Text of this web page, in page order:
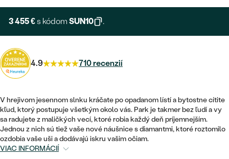
BEZ KAMEŇA
VYKROJENÉ
NETRADIČNÉ
TEPANÉ
VINTAGE
OBRÚČOK
NETRADIČNÉ
ZOSTAVTE SI PRSTEŇ
ZAČAŤ S PRSTEŇOM
PODĽA TYPU
PRSTENE
PRÍVESKY
NÁRAMKY
SETY
PÁNSKE ŠPERKY
NAPICHOVACIE
MINIMALISTICKÉ
SOLITÉR
V TVARE SRDCA
SOLITÉR
NARODENIE DIEŤAŤA
PERSONALIZOVANÉ
SO ZNAMENÍM ZVEROKRUHU
MINIMALISTICKÉ
ZLATÉ
PLATINOVÉ
ETERNITY
MINIMALISTICKÉ
3 455 €s kódom SUN10 .
4.9 710 recenzií
V hrejivom jesennom slnku kráčate po opadanom lístí a bytostne cítite
kľud, ktorý postupuje všetkým okolo vás. Park je takmer bez ľudí a vy
sa radujete z maličkých vecí, ktoré robia každý deň príjemnejším.
Jednou z nich sú tiež vaše nové náušnice s diamantmi, ktoré roztomilo
ozdobia vaše uši a dodávajú iskru vašim očiam.
VIAC INFORMÁCIÍ